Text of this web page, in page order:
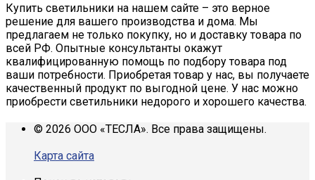
Купить светильники на нашем сайте – это верное
решение для вашего производства и дома. Мы
предлагаем не только покупку, но и доставку товара по
всей РФ. Опытные консультанты окажут
квалифицированную помощь по подбору товара под
ваши потребности. Приобретая товар у нас, вы получаете
качественный продукт по выгодной цене. У нас можно
приобрести светильники недорого и хорошего качества.
© 2026 ООО «ТЕСЛА». Все права защищены.
Карта сайта